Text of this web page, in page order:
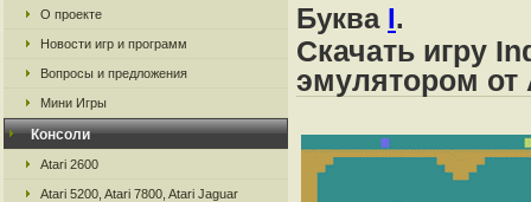
О проекте
Новости игр и программ
Вопросы и предложения
Мини Игры
Консоли
Atari 2600
Atari 5200, Atari 7800, Atari Jaguar
Буква I.
Скачать игру
эмулятором от